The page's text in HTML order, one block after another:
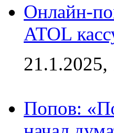
Онлайн-
ATOL
21.1.2025,
Попов: